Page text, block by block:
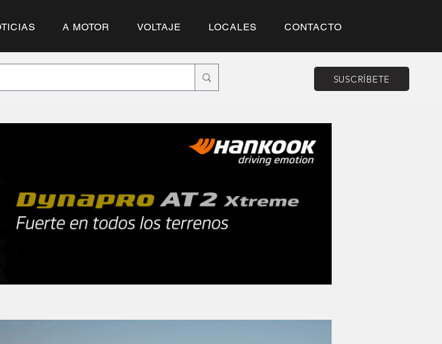
A MOTOR VOLTAJE LOCALES CONTACTO
SUSCRÍBETE